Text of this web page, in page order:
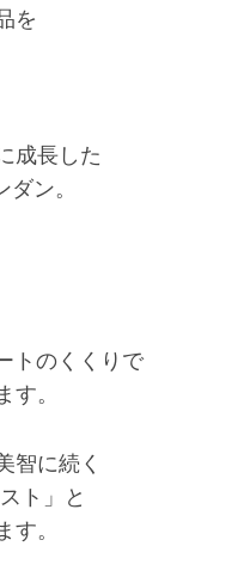
を
成長した
ン。
トのくくりで
。
智に続く
ト」と
。